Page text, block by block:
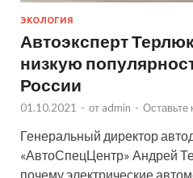
ЭКОЛОГИЯ
Автоэксперт
низкую
России
01.10.2021 - от admin - Оставьте
Генеральный директор
«АвтоСпецЦентр» Андрей
почему электрические